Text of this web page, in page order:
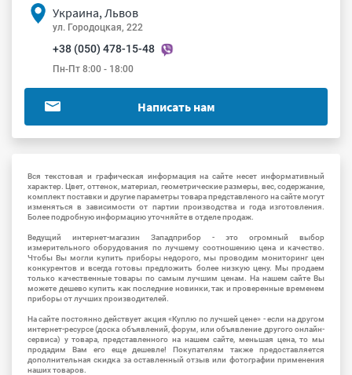
Украина, Львов
ул. Городоцкая, 222
+38 (050) 478-15-48
Пн-Пт 8:00 - 18:00
Написать нам
Вся текстовая и графическая информация на сайте несет информативный
характер. Цвет, оттенок, материал, геометрические размеры, вес, содержание,
комплект поставки и другие параметры товара представленого на сайте могут
изменяться в зависимости от партии производства и года изготовления.
Более подробную информацию уточняйте в отделе продаж.
Ведущий интернет-магазин Западприбор - это огромный выбор
измерительного оборудования по лучшему соотношению цена и качество.
Чтобы Вы могли купить приборы недорого, мы проводим мониторинг цен
конкурентов и всегда готовы предложить более низкую цену. Мы продаем
только качественные товары по самым лучшим ценам. На нашем сайте Вы
можете дешево купить как последние новинки, так и проверенные временем
приборы от лучших производителей.
На сайте постоянно действует акция «Куплю по лучшей цене» - если на другом
интернет-ресурсе (доска объявлений, форум, или объявление другого онлайн-
сервиса) у товара, представленного на нашем сайте, меньшая цена, то мы
продадим Вам его еще дешевле! Покупателям также предоставляется
дополнительная скидка за оставленный отзыв или фотографии применения
наших товаров.